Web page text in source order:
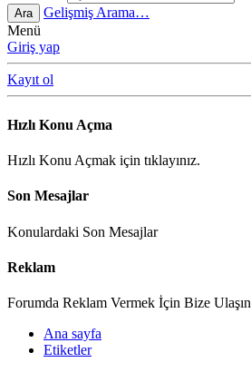
Ara
Gelişmiş Arama…
Menü
Giriş yap
Kayıt ol
Hızlı Konu Açma
Hızlı Konu Açmak için tıklayınız.
Son Mesajlar
Konulardaki Son Mesajlar
Reklam
Forumda Reklam Vermek İçin Bize Ulaşın
Ana sayfa
Etiketler